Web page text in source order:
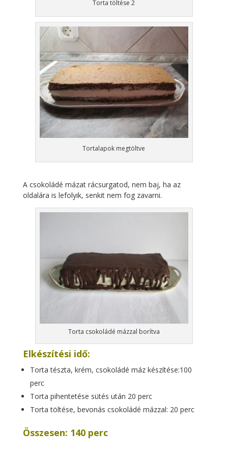
Torta töltése 2
Tortalapok megtöltve
A csokoládé mázat rácsurgatod, nem baj, ha az
oldalára is lefolyik, senkit nem fog zavarni.
Torta csokoládé mázzal borítva
Elkészítési idő:
Torta tészta, krém, csokoládé máz készítése:100
perc
Torta pihentetése sütés után 20 perc
Torta töltése, bevonás csokoládé mázzal: 20 perc
Összesen: 140 perc